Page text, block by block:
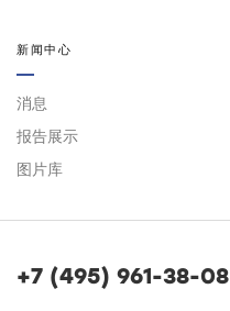
新闻中心
消息
报告展示
图片库
+7 (495) 961-38-08